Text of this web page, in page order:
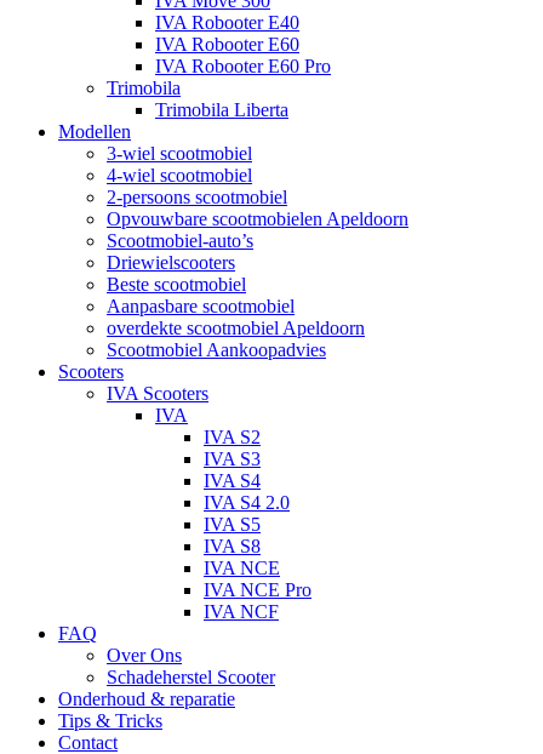
IVA Robooter E40
IVA Robooter E60
IVA Robooter E60 Pro
Trimobila
Trimobila Liberta
Modellen
3-wiel scootmobiel
4-wiel scootmobiel
2-persoons scootmobiel
Opvouwbare scootmobielen Apeldoorn
Scootmobiel-auto’s
Driewielscooters
Beste scootmobiel
Aanpasbare scootmobiel
overdekte scootmobiel Apeldoorn
Scootmobiel Aankoopadvies
Scooters
IVA Scooters
IVA
IVA S2
IVA S3
IVA S4
IVA S4 2.0
IVA S5
IVA S8
IVA NCE
IVA NCE Pro
IVA NCF
FAQ
Over Ons
Schadeherstel Scooter
Onderhoud & reparatie
Tips & Tricks
Contact